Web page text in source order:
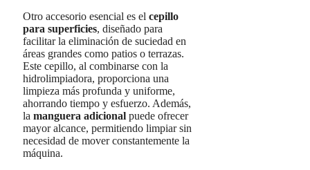
Otro accesorio esencial es el cepillo
para superficies, diseñado para
facilitar la eliminación de suciedad en
áreas grandes como patios o terrazas.
Este cepillo, al combinarse con la
hidrolimpiadora, proporciona una
limpieza más profunda y uniforme,
ahorrando tiempo y esfuerzo. Además,
la manguera adicional puede ofrecer
mayor alcance, permitiendo limpiar sin
necesidad de mover constantemente la
máquina.